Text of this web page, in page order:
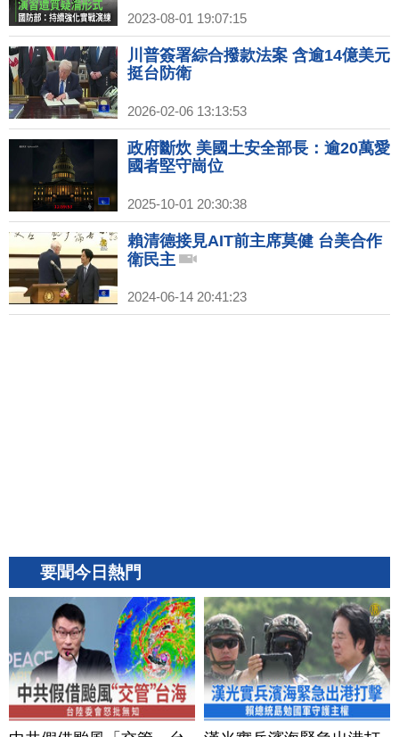
2023-08-01 19:07:15
川普簽署綜合撥款法案 含逾14億美元
挺台防衛
2026-02-06 13:13:53
政府斷炊 美國土安全部長：逾20萬愛
國者堅守崗位
2025-10-01 20:30:38
賴清德接見AIT前主席莫健 台美合作
衛民主
2024-06-14 20:41:23
要聞今日熱門